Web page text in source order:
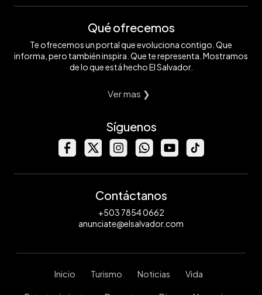
Qué ofrecemos
Te ofrecemos un portal que evoluciona contigo. Que
informa, pero también inspira. Que te representa. Mostramos
de lo que está hecho El Salvador.
Ver mas ❯
Síguenos
Contáctanos
+503 7854 0662
anunciate@elsalvador.com
Inicio Turismo Noticias Vida